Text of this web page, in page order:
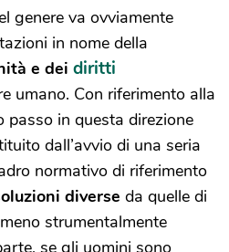
genere va ovviamente
in nome della
e dei diritti
umano. Con riferimento alla
passo in questa direzione
dall’avvio di una seria
normativo di riferimento
diverse da quelle di
strumentalmente